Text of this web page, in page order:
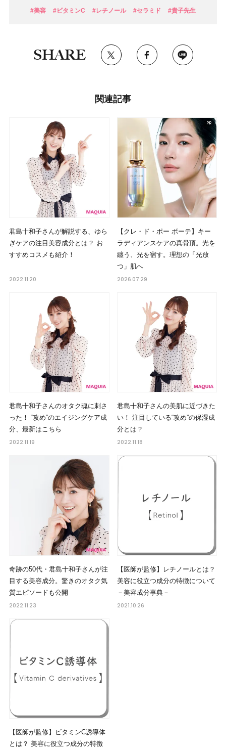
#美容 #ビタミンC #レチノール #セラミド #貴子先生
SHARE
関連記事
君島十和子さんが解説する、ゆら
ぎケアの注目美容成分とは？ お
すすめコスメも紹介！
2022.11.20
【クレ・ド・ポー ボーテ】キー
ラディアンスケアの真骨頂。光を
纏う、光を宿す。理想の「光放
つ」肌へ
2026.07.29
君島十和子さんのオタク魂に刺さ
った！ “攻め”のエイジングケア成
分、最新はこちら
2022.11.19
君島十和子さんの美肌に近づきた
い！ 注目している“攻め”の保湿成
分とは？
2022.11.18
奇跡の50代・君島十和子さんが注
目する美容成分。驚きのオタク気
質エピソードも公開
2022.11.23
【医師が監修】レチノールとは？
美容に役立つ成分の特徴について
－美容成分事典－
2021.10.26
【医師が監修】ビタミンC誘導体
とは？ 美容に役立つ成分の特徴